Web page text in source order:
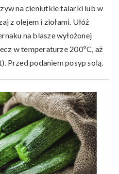
na cieniutkie talarki lub w
z olejem i ziołami. Ułóż
na blasze wyłożonej
w temperaturze 200ºC, aż
Przed podaniem posyp solą.